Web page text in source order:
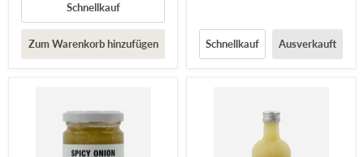
Schnellkauf
Zum Warenkorb hinzufügen Schnellkauf Ausverkauft